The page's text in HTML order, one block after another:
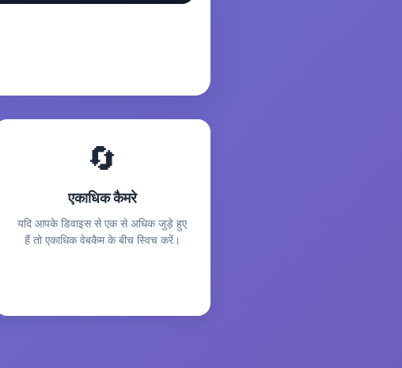
🔄
एकाधिक कैमरे
यदि आपके डिवाइस से एक से अधिक जुड़े हुए
हैं तो एकाधिक वेबकैम के बीच स्विच करें।